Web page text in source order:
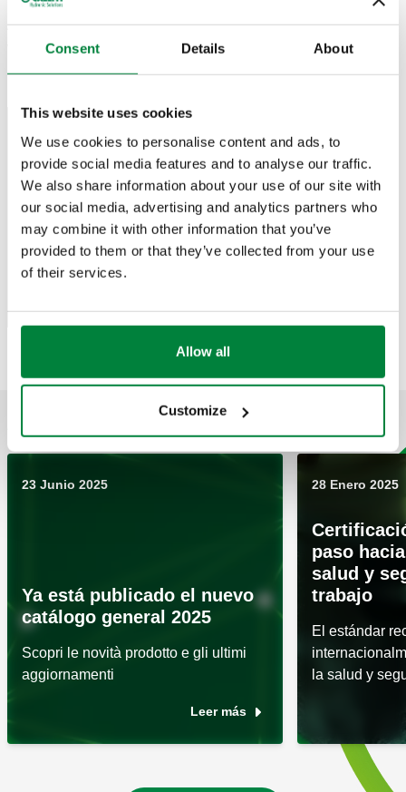
Consent Details About
This website uses cookies
We use cookies to personalise content and ads, to
provide social media features and to analyse our traffic.
We also share information about your use of our site with
our social media, advertising and analytics partners who
may combine it with other information that you’ve
provided to them or that they’ve collected from your use
of their services.
Allow all
Customize
A continuación encontrará la lista de reproducción. Buena
visión.
ARTÍCULOS RELACIONADOS
23 Junio 2025
Ya está publicado el nuevo
catálogo general 2025
Scopri le novità prodotto e gli ultimi
aggiornamenti
Leer más
28 Enero 2025
paso
salud y
trabajo
El estándar
la salud y